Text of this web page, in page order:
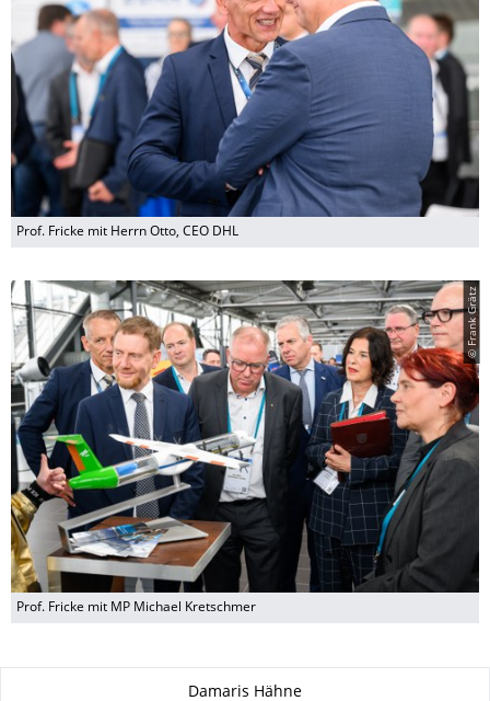
Prof. Fricke mit Herrn Otto, CEO DHL
© Frank Grätz
Prof. Fricke mit MP Michael Kretschmer
Damaris Hähne